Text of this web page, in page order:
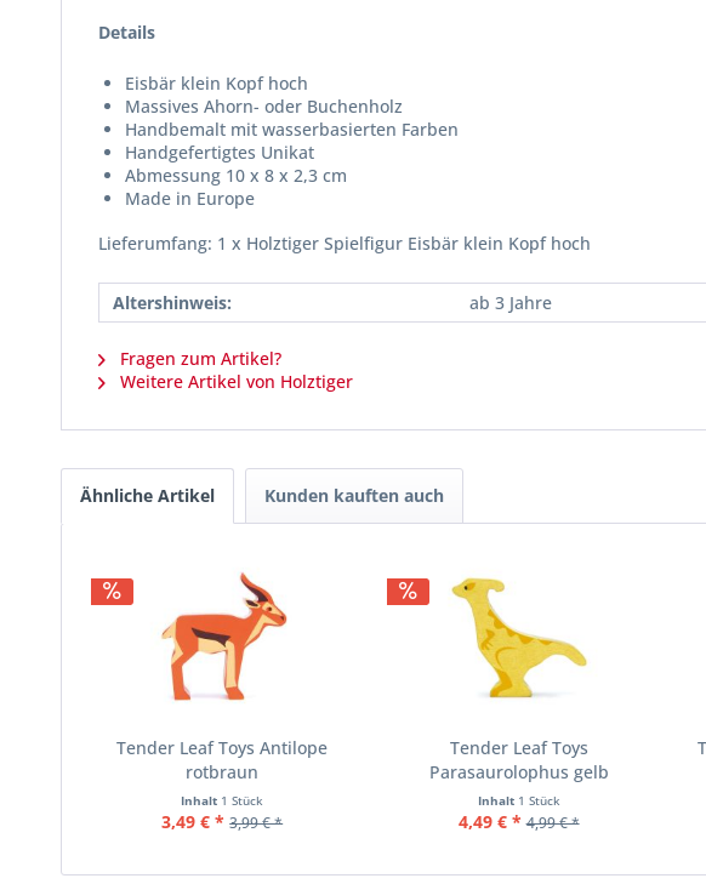
Details
Eisbär klein Kopf hoch
Massives Ahorn- oder Buchenholz
Handbemalt mit wasserbasierten Farben
Handgefertigtes Unikat
Abmessung 10 x 8 x 2,3 cm
Made in Europe
Lieferumfang: 1 x Holztiger Spielfigur Eisbär klein Kopf hoch
Altershinweis: ab 3 Jahre
Fragen zum Artikel?
Weitere Artikel von Holztiger
Ähnliche Artikel Kunden kauften auch
Tender Leaf Toys Antilope
rotbraun
Inhalt 1 Stück
3,49 € * 3,99 € *
Tender Leaf Toys
Parasaurolophus gelb
Inhalt 1 Stück
4,49 € * 4,99 € *